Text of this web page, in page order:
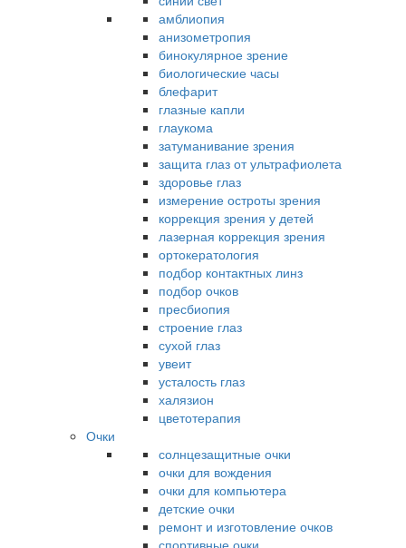
амблиопия
анизометропия
бинокулярное зрение
биологические часы
блефарит
глазные капли
глаукома
затуманивание зрения
защита глаз от ультрафиолета
здоровье глаз
измерение остроты зрения
коррекция зрения у детей
лазерная коррекция зрения
ортокератология
подбор контактных линз
подбор очков
пресбиопия
строение глаз
сухой глаз
увеит
усталость глаз
халязион
цветотерапия
Очки
солнцезащитные очки
очки для вождения
очки для компьютера
детские очки
ремонт и изготовление очков